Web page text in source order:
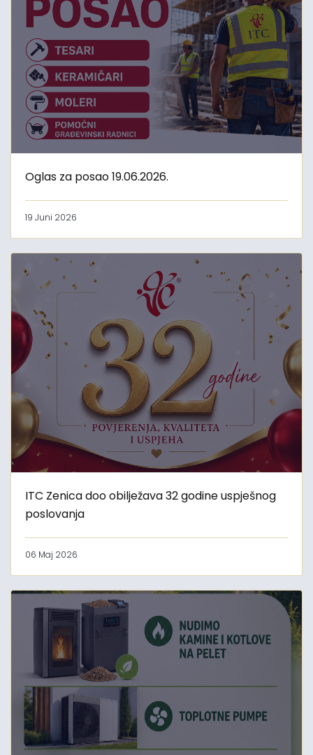
Oglas za posao 19.06.2026.
19 Juni 2026
ITC Zenica doo obilježava 32 godine uspješnog
poslovanja
06 Maj 2026